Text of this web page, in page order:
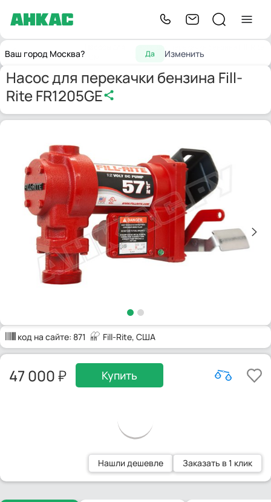
Ваш город Москва? Да Изменить
ГлавнаяНасосы
FR1205GE
Насос для перекачки бензина Fill-
Rite FR1205GE
код на сайте: 871 Fill-Rite, США
47 000 Купить
Нашли дешевле Заказать в 1 клик